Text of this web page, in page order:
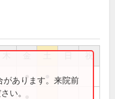
祝
●
があります。来院前
い。